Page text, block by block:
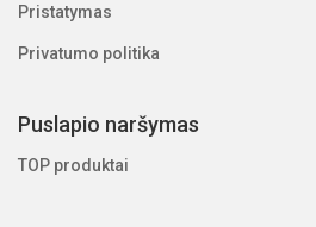
Pristatymas
Privatumo politika
Puslapio naršymas
TOP produktai